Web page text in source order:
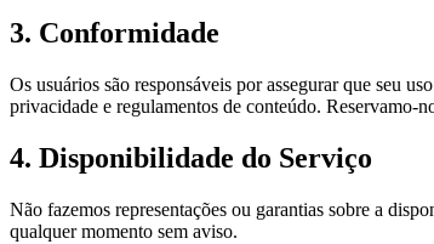
3. Conformidade
Os usuários são responsáveis por assegurar que seu
privacidade e regulamentos de conteúdo. Reservamo-
4. Disponibilidade do Serviço
Não fazemos representações ou garantias sobre a
qualquer momento sem aviso.